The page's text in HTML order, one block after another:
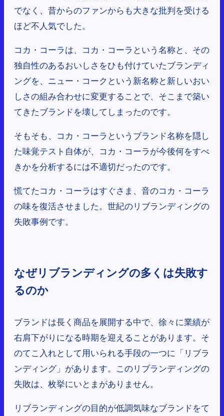
でなく、昔からのファンからも大きな批判を受ける
ほど不人気でした。
コカ・コーラは、コカ・コーラという名称と、その
独自性のあるおいしさをひも付けていたブランディ
ングを、ニュー・コークという新名称と新しいおい
しさの組み合わせに変更することで、そこまで築い
てきたブランドを壊してしまったのです。
そもそも、コカ・コーラというブランド名称を隠し
た味覚テスト自体が、コカ・コーラが今後何をすべ
きかを分析するには不適切だったのです。
慌てたコカ・コーラはすぐさま、音のコカ・コーラ
の味を復活させました。世紀のリブランディングの
失敗事例です。
なぜリブランディングの多くは失敗す
るのか
ブランドは長く商品を展開する中で、徐々に業績が
右肩下がりになる時期を迎えることがあります。そ
のてこ入れとして用いられる手段の一つに「リブラ
ンディング」があります。このリブランディングの
失敗は、枚挙にいとまがありません。
リブランディングの目的が低調気味なブランドをて